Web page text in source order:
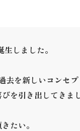
しました。
を新しいコンセプ
を引き出してきまし
たい。